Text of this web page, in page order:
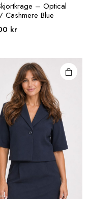
– Optical
Cashmere Blue
kr
varianter.
De olika
alternativen
kan väljas på
produktsidan